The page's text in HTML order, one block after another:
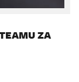
ZA